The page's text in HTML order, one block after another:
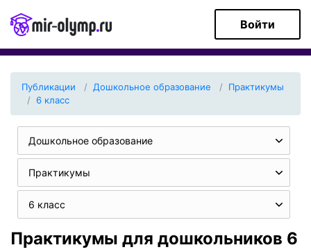
Войти
Публикации Дошкольное образование
Практикумы
6 класс
Дошкольное образование
Практикумы
6 класс
Практикумы для дошкольников 6